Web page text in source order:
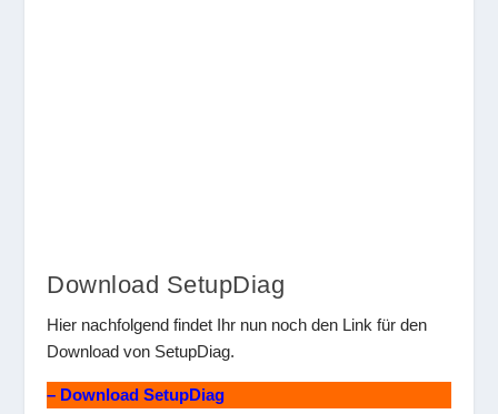
Download SetupDiag
Hier nachfolgend findet Ihr nun noch den Link für den
Download von SetupDiag.
– Download SetupDiag